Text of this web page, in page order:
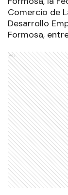
Comercio de
Desarrollo
Formosa,
Ads